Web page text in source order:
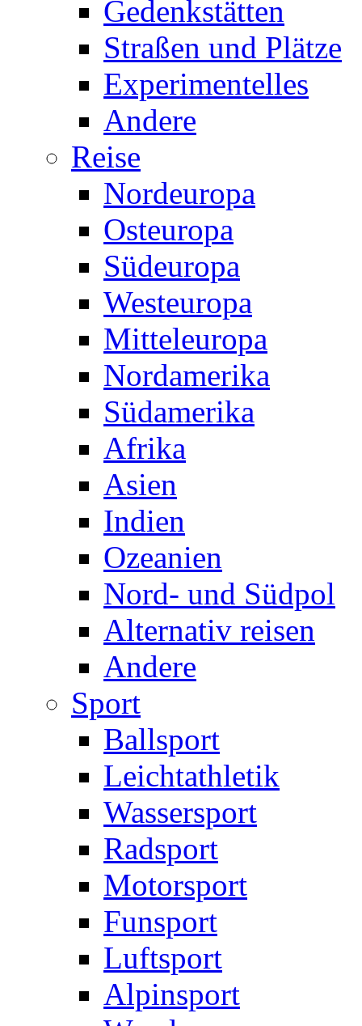
Gedenkstätten
Straßen und Plätze
Experimentelles
Andere
Reise
Nordeuropa
Osteuropa
Südeuropa
Westeuropa
Mitteleuropa
Nordamerika
Südamerika
Afrika
Asien
Indien
Ozeanien
Nord- und Südpol
Alternativ reisen
Andere
Sport
Ballsport
Leichtathletik
Wassersport
Radsport
Motorsport
Funsport
Luftsport
Alpinsport